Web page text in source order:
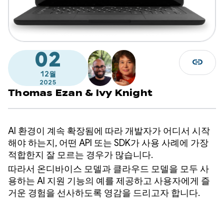
02
12월
2025
Thomas Ezan & Ivy Knight
link
AI 환경이 계속 확장됨에 따라 개발자가 어디서 시작
해야 하는지, 어떤 API 또는 SDK가 사용 사례에 가장
적합한지 잘 모르는 경우가 많습니다.
따라서 온디바이스 모델과 클라우드 모델을 모두 사
용하는 AI 지원 기능의 예를 제공하고 사용자에게 즐
거운 경험을 선사하도록 영감을 드리고자 합니다.